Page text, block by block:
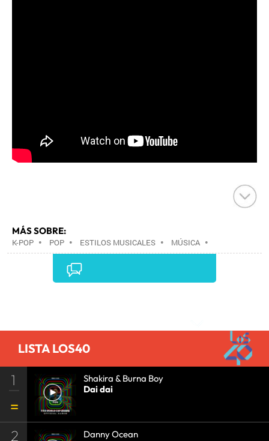
MÁS SOBRE:
K-POP • POP • ESTILOS MUSICALES • MÚSICA •
LISTA LOS40
1
Shakira & Burna Boy
Dai dai
2
Danny Ocean